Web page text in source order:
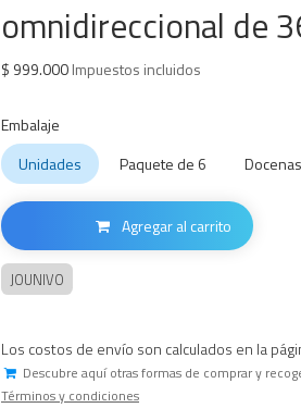
omnidireccional de
$ 999.000Impuestos incluidos
Embalaje
Unidades
Paquete de 6 Docenas
Agregar al carrito
JOUNIVO
Los costos de envío son calculados en la
Descubre aquí otras formas de comprar y
Términos y condiciones